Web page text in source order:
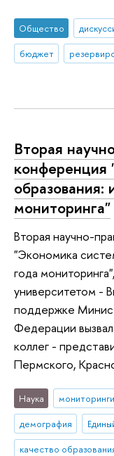
Общество
бюджет
Вторая
образования:
мониторинга"
Вторая научно-
"Экономика
года
университетом -
поддержке
Федерации
коллег -
Пермского,
Наука мониторинги
демография
качество